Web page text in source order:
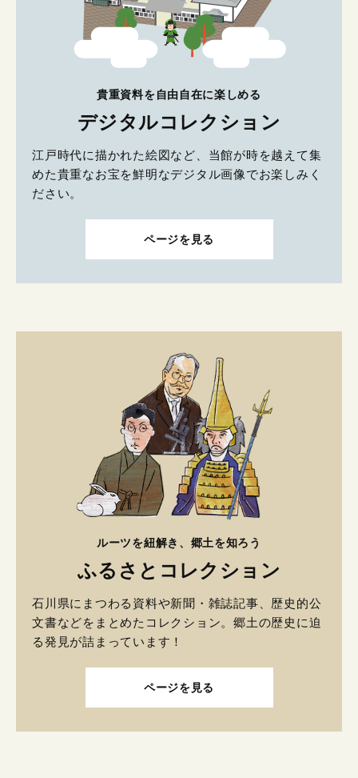
貴重資料を自由自在に楽しめる
デジタルコレクション
江戸時代に描かれた絵図など、当館が時を越えて集
めた貴重なお宝を鮮明なデジタル画像でお楽しみく
ださい。
ページを見る
ルーツを紐解き、郷土を知ろう
ふるさとコレクション
石川県にまつわる資料や新聞・雑誌記事、歴史的公
文書などをまとめたコレクション。郷土の歴史に迫
る発見が詰まっています！
ページを見る